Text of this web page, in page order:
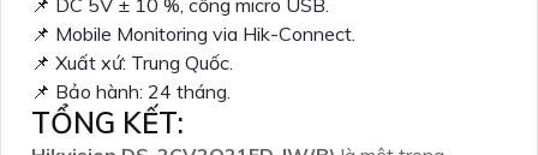
📌 Mobile Monitoring via Hik-Connect.
📌 Xuất xứ: Trung Quốc.
📌 Bảo hành: 24 tháng.
TỔNG KẾT: